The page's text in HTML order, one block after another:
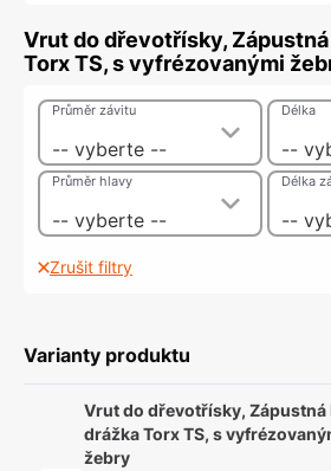
Vrut do dřevotřísky,
Torx TS, s vyfrézovanými
-- vyberte --
Průměr závitu
--
Délka
-- vyberte --
Průměr hlavy
--
Délka
Zrušit filtry
Varianty produktu
Vrut do dřevotřísky, Zápustná
drážka Torx TS, s
žebry